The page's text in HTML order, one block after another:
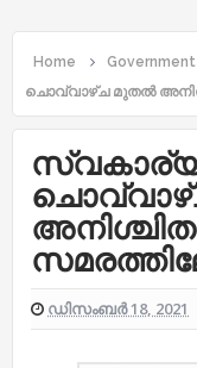
Home Government
ചൊവ്വാഴ്ച മുതൽ
ഡിസംബർ 18, 2021